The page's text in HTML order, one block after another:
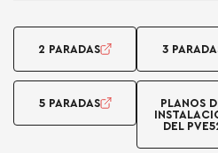
2 PARADAS 3
5 PARADAS
PLANOS
DEL